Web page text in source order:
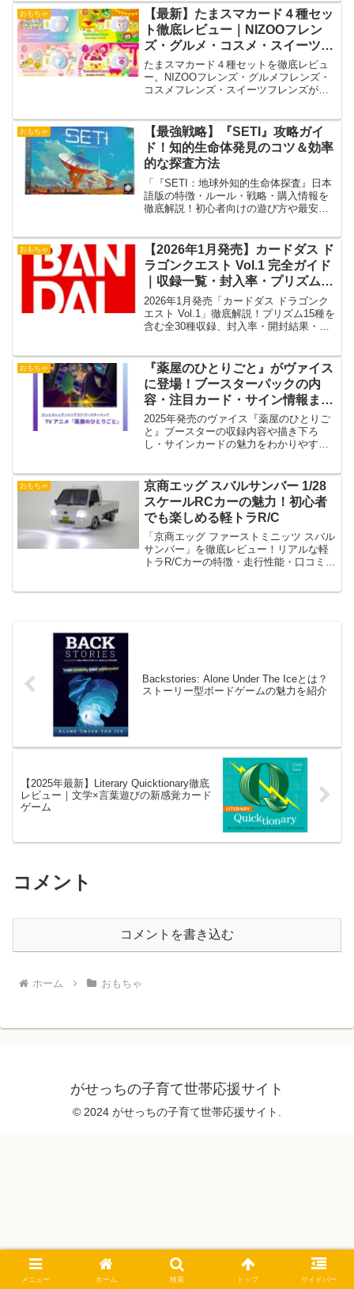
おもちゃ
【最新】たまスマカード４種セッ
ト徹底レビュー｜NIZOOフレン
ズ・グルメ・コスメ・スイーツで
広がるたまごっちスマートの世界
たまスマカード４種セットを徹底レビュ
ー。NIZOOフレンズ・グルメフレンズ・
コスメフレンズ・スイーツフレンズがそ
まで詳しく紹介。
おもちゃ
【最強戦略】『SETI』攻略ガイ
ド！知的生命体発見のコツ＆効率
的な探査方法
「『SETI：地球外知的生命体探査』日本
語版の特徴・ルール・戦略・購入情報を
徹底解説！初心者向けの遊び方や最安値
おもちゃ
【2026年1月発売】カードダス ド
ラゴンクエスト Vol.1 完全ガイド
｜収録一覧・封入率・プリズムカ
ード・予約情報まとめ
2026年1月発売「カードダス ドラゴンク
エスト Vol.1」徹底解説！プリズム15種を
含む全30種収録、封入率・開封結果・予
おもちゃ
『薬屋のひとりごと』がヴァイス
に登場！ブースターパックの内
容・注目カード・サイン情報まと
め
2025年発売のヴァイス『薬屋のひとりご
と』ブースターの収録内容や描き下ろ
し・サインカードの魅力をわかりやすく
おもちゃ
京商エッグ スバルサンバー 1/28
スケールRCカーの魅力！初心者
でも楽しめる軽トラR/C
「京商エッグ ファーストミニッツ スバル
サンバー」を徹底レビュー！リアルな軽
トラR/Cカーの特徴・走行性能・口コミ・
Backstories: Alone Under The Iceとは？
ストーリー型ボードゲームの魅力を紹介
【2025年最新】Literary Quicktionary徹底
レビュー｜文学×言葉遊びの新感覚カード
ゲーム
コメント
コメントを書き込む
ホーム おもちゃ
がせっちの子育て世帯応援サイト
© 2024 がせっちの子育て世帯応援サイト.
メニュー ホーム 検索 トップ サイドバー